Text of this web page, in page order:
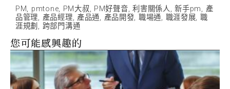
PM, pmtone, PM大叔, PM好聲音,利害關係人,新手pm, 產
品管理, 產品經理, 產品通, 產品開發, 職場通, 職涯發展, 職
涯規劃 , 跨部門溝通
您可能感興趣的